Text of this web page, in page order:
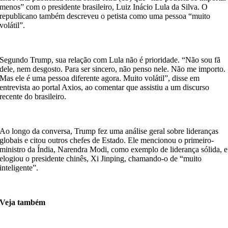
menos” com o presidente brasileiro, Luiz Inácio Lula da Silva. O
republicano também descreveu o petista como uma pessoa “muito
volátil”.
Segundo Trump, sua relação com Lula não é prioridade. “Não sou fã
dele, nem desgosto. Para ser sincero, não penso nele. Não me importo.
Mas ele é uma pessoa diferente agora. Muito volátil”, disse em
entrevista ao portal Axios, ao comentar que assistiu a um discurso
recente do brasileiro.
Ao longo da conversa, Trump fez uma análise geral sobre lideranças
globais e citou outros chefes de Estado. Ele mencionou o primeiro-
ministro da Índia, Narendra Modi, como exemplo de liderança sólida, e
elogiou o presidente chinês, Xi Jinping, chamando-o de “muito
inteligente”.
Veja também